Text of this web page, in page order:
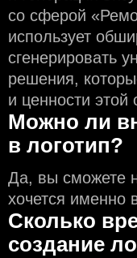
со сферой
использует
сгенерировать
решения,
и ценности этой
Можно ли
в логотип?
Да, вы сможете
хочется именно
Сколько
создание